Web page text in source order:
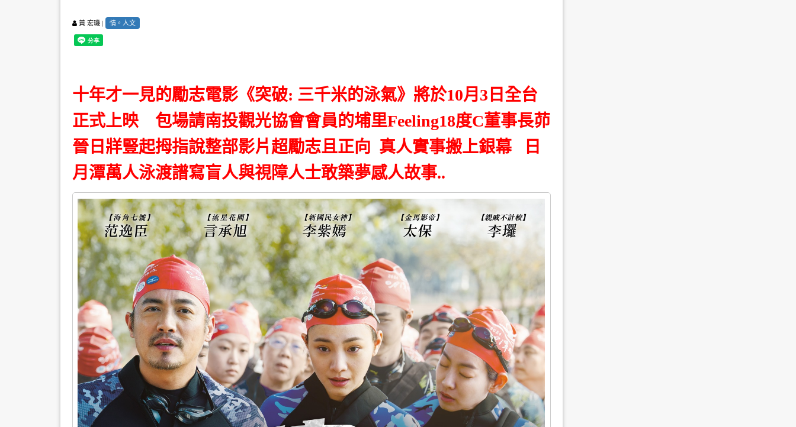
黃 宏璣 | 情。人文
十年才一見的勵志電影《突破: 三千米的泳氣》將於10月3日全台
正式上映 包場請南投觀光協會會員的埔里Feeling18度C董事長茆
晉日牂豎起拇指說整部影片超勵志且正向 真人實事搬上銀幕 日
月潭萬人泳渡譜寫盲人與視障人士敢築夢感人故事..